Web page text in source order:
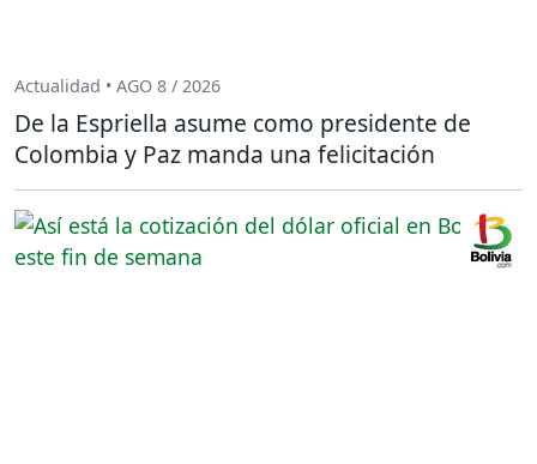
Actualidad • AGO 8 / 2026
De la Espriella asume como presidente de
Colombia y Paz manda una felicitación